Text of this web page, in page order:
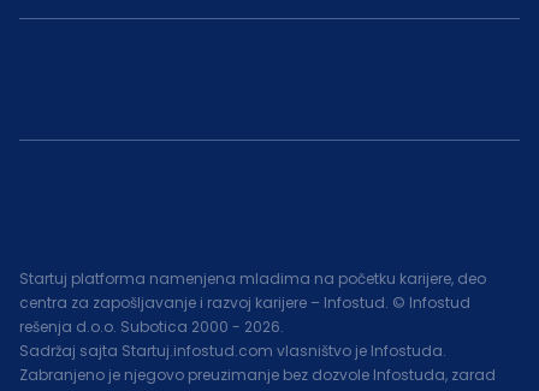
Startuj platforma namenjena mladima na početku karijere, deo
centra za zapošljavanje i razvoj karijere – Infostud. © Infostud
rešenja d.o.o. Subotica 2000 - 2026.
Sadržaj sajta Startuj.infostud.com vlasništvo je Infostuda.
Zabranjeno je njegovo preuzimanje bez dozvole Infostuda, zarad